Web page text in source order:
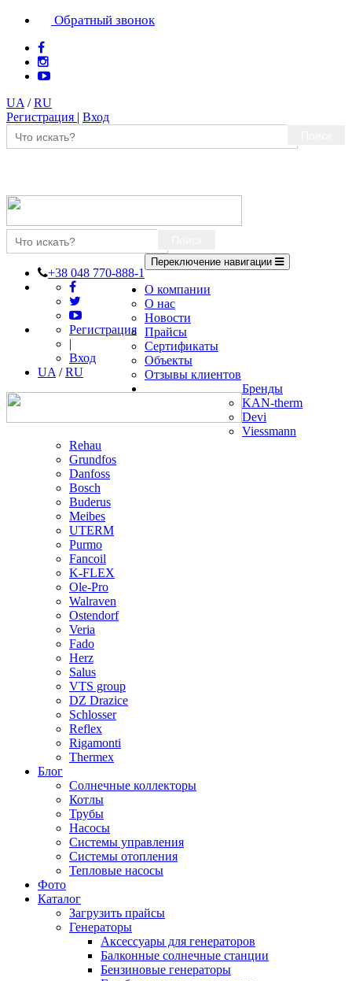
Обратный звонок
UA /RU
Регистрация | Вход
+38 048 770-888-1
Регистрация
|
Вход
UA /RU
Переключение навигации
О компании
О нас
Новости
Прайсы
Сертификаты
Объекты
Отзывы клиентов
Бренды
KAN-therm
Devi
Viessmann
Rehau
Grundfos
Danfoss
Bosch
Buderus
Meibes
UTERM
Purmo
Fancoil
K-FLEX
Ole-Pro
Walraven
Ostendorf
Veria
Fado
Herz
Salus
VTS group
DZ Drazice
Schlosser
Reflex
Rigamonti
Thermex
Блог
Солнечные коллекторы
Котлы
Трубы
Насосы
Системы управления
Системы отопления
Тепловые насосы
Фото
Каталог
Загрузить прайсы
Генераторы
Аксессуары для генераторов
Балконные солнечные станции
Бензиновые генераторы